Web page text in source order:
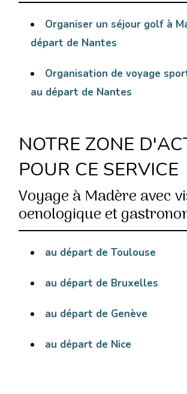
Organiser un séjour golf à
départ de Nantes
Organisation de voyage
au départ de Nantes
NOTRE ZONE
POUR CE SERVICE
Voyage à Madère avec
oenologique et
au départ de Toulouse
au départ de Bruxelles
au départ de Genève
au départ de Nice